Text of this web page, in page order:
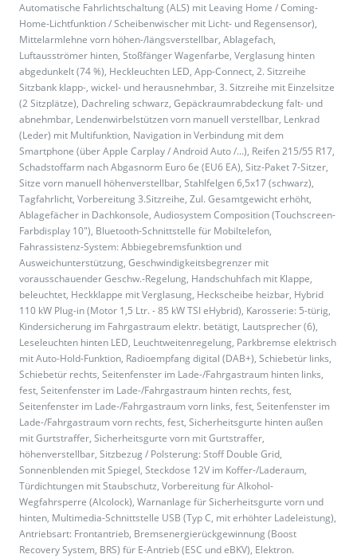
Automatische Fahrlichtschaltung (ALS) mit Leaving Home / Coming-
Home-Lichtfunktion / Scheibenwischer mit Licht- und Regensensor),
Mittelarmlehne vorn höhen-/längsverstellbar, Ablagefach,
Luftausströmer hinten, Stoßfänger Wagenfarbe, Verglasung hinten
abgedunkelt (74 %), Heckleuchten LED, App-Connect, 2. Sitzreihe
Sitzbank klapp-, wickel- und herausnehmbar, 3. Sitzreihe mit Einzelsitze
(2 Sitzplätze), Dachreling schwarz, Gepäckraumrabdeckung falt- und
abnehmbar, Lendenwirbelstützen vorn manuell verstellbar, Lenkrad
(Leder) mit Multifunktion, Navigation in Verbindung mit dem
Smartphone (über Apple Carplay / Android Auto /...), Reifen 215/55 R17,
Schadstoffarm nach Abgasnorm Euro 6e (EU6 EA), Sitz-Paket 7-Sitzer,
Sitze vorn manuell höhenverstellbar, Stahlfelgen 6,5x17 (schwarz),
Tagfahrlicht, Vorbereitung 3.Sitzreihe, Zul. Gesamtgewicht erhöht,
Ablagefächer in Dachkonsole, Audiosystem Composition (Touchscreen-
Farbdisplay 10"), Bluetooth-Schnittstelle für Mobiltelefon,
Fahrassistenz-System: Abbiegebremsfunktion und
Ausweichunterstützung, Geschwindigkeitsbegrenzer mit
vorausschauender Geschw.-Regelung, Handschuhfach mit Klappe,
beleuchtet, Heckklappe mit Verglasung, Heckscheibe heizbar, Hybrid
110 kW Plug-in (Motor 1,5 Ltr. - 85 kW TSI eHybrid), Karosserie: 5-türig,
Kindersicherung im Fahrgastraum elektr. betätigt, Lautsprecher (6),
Leseleuchten hinten LED, Leuchtweitenregelung, Parkbremse elektrisch
mit Auto-Hold-Funktion, Radioempfang digital (DAB+), Schiebetür links,
Schiebetür rechts, Seitenfenster im Lade-/Fahrgastraum hinten links,
fest, Seitenfenster im Lade-/Fahrgastraum hinten rechts, fest,
Seitenfenster im Lade-/Fahrgastraum vorn links, fest, Seitenfenster im
Lade-/Fahrgastraum vorn rechts, fest, Sicherheitsgurte hinten außen
mit Gurtstraffer, Sicherheitsgurte vorn mit Gurtstraffer,
höhenverstellbar, Sitzbezug / Polsterung: Stoff Double Grid,
Sonnenblenden mit Spiegel, Steckdose 12V im Koffer-/Laderaum,
Türdichtungen mit Staubschutz, Vorbereitung für Alkohol-
Wegfahrsperre (Alcolock), Warnanlage für Sicherheitsgurte vorn und
hinten, Multimedia-Schnittstelle USB (Typ C, mit erhöhter Ladeleistung),
Antriebsart: Frontantrieb, Bremsenergierückgewinnung (Boost
Recovery System, BRS) für E-Antrieb (ESC und eBKV), Elektron.